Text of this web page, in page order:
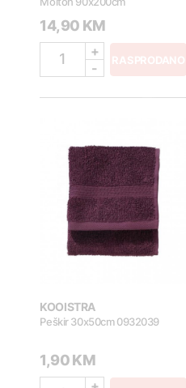
14,90 KM
1
+
-
RASPRODANO
KOOISTRA
Peškir 30x50cm 0932039
1,90 KM